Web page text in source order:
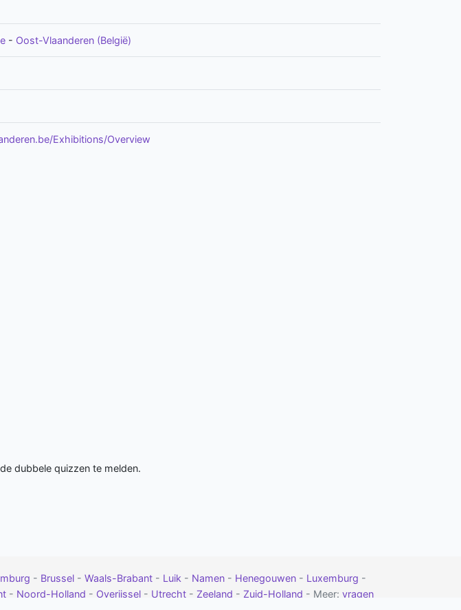
- Oost-Vlaanderen (België)
Exhibitions/Overview
dubbele quizzen te melden.
- Brussel - Waals-Brabant - Luik - Namen - Henegouwen - Luxemburg -
- Noord-Holland - Overijssel - Utrecht - Zeeland - Zuid-Holland - Meer: vragen